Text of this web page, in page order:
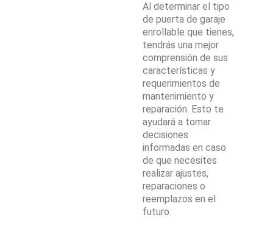
Al determinar el tipo
de puerta de garaje
enrollable que tienes,
tendrás una mejor
comprensión de sus
características y
requerimientos de
mantenimiento y
reparación. Esto te
ayudará a tomar
decisiones
informadas en caso
de que necesites
realizar ajustes,
reparaciones o
reemplazos en el
futuro.